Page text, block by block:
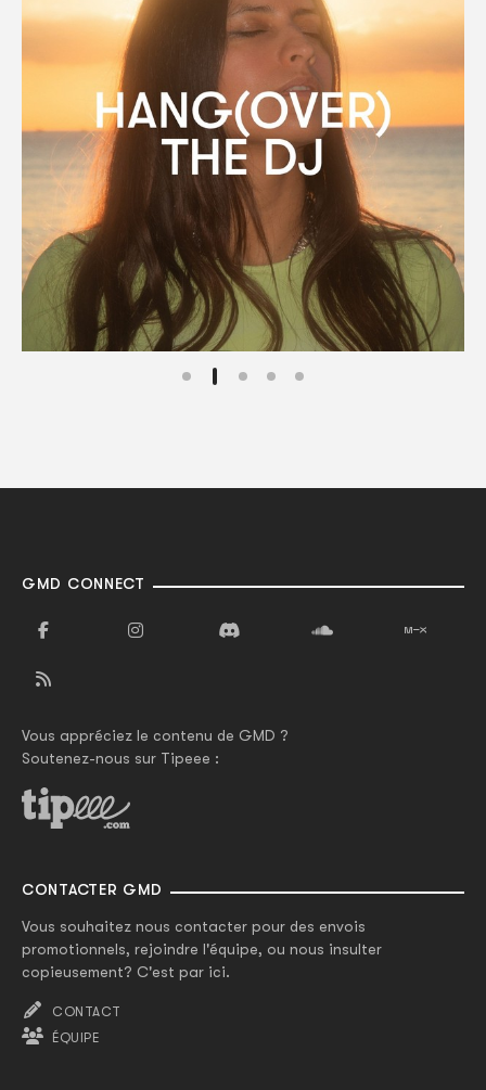
GMD CONNECT
Vous appréciez le contenu de GMD ?
Soutenez-nous sur Tipeee :
CONTACTER GMD
Vous souhaitez nous contacter pour des envois
promotionnels, rejoindre l'équipe, ou nous insulter
copieusement? C'est par ici.
CONTACT
ÉQUIPE